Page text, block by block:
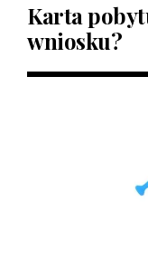
Karta
wniosku?